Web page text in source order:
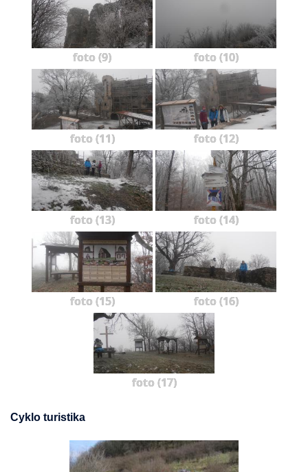
foto (9) foto (10)
foto (11) foto (12)
foto (13) foto (14)
foto (15) foto (16)
foto (17)
Cyklo turistika